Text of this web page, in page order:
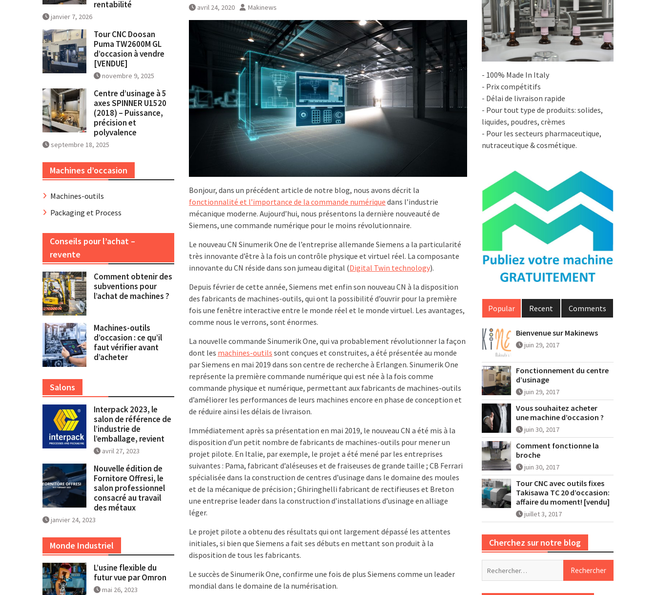
avril 24, 2020 Makinews
Bonjour, dans un précédent article de notre blog, nous avons décrit la
fonctionnalité et l’importance de la commande numérique dans l’industrie
mécanique moderne. Aujourd’hui, nous présentons la dernière nouveauté de
Siemens, une commande numérique pour le moins révolutionnaire.
Le nouveau CN Sinumerik One de l’entreprise allemande Siemens a la particularité
très innovante d’être à la fois un contrôle physique et virtuel réel. La composante
innovante du CN réside dans son jumeau digital (Digital Twin technology).
Depuis février de cette année, Siemens met enfin son nouveau CN à la disposition
des fabricants de machines-outils, qui ont la possibilité d’ouvrir pour la première
fois une fenêtre interactive entre le monde réel et le monde virtuel. Les avantages,
comme nous le verrons, sont énormes.
La nouvelle commande Sinumerik One, qui va probablement révolutionner la façon
dont les machines-outils sont conçues et construites, a été présentée au monde
par Siemens en mai 2019 dans son centre de recherche à Erlangen. Sinumerik One
représente la première commande numérique qui est née à la fois comme
commande physique et numérique, permettant aux fabricants de machines-outils
d’améliorer les performances de leurs machines encore en phase de conception et
de réduire ainsi les délais de livraison.
Immédiatement après sa présentation en mai 2019, le nouveau CN a été mis à la
disposition d’un petit nombre de fabricants de machines-outils pour mener un
projet pilote. En Italie, par exemple, le projet a été mené par les entreprises
suivantes : Pama, fabricant d’aléseuses et de fraiseuses de grande taille ; CB Ferrari
spécialisée dans la construction de centres d’usinage dans le domaine des moules
et de la mécanique de précision ; Ghiringhelli fabricant de rectifieuses et Breton
une entreprise leader dans la construction d’installations d’usinage en alliage
léger.
Le projet pilote a obtenu des résultats qui ont largement dépassé les attentes
initiales, si bien que Siemens a fait ses débuts en mettant son produit à la
disposition de tous les fabricants.
Le succès de Sinumerik One, confirme une fois de plus Siemens comme un leader
mondial dans le domaine de la numérisation.
- 100% Made In Italy
- Prix compétitifs
- Délai de livraison rapide
- Pour tout type de produits: solides,
liquides, poudres, crèmes
- Pour les secteurs pharmaceutique,
nutraceutique & cosmétique.
Popular Recent Comments
Bienvenue sur Makinews
juin 29, 2017
Fonctionnement du centre
d’usinage
juin 29, 2017
Vous souhaitez acheter
une machine d’occasion ?
juin 30, 2017
Comment fonctionne la
broche
juin 30, 2017
Tour CNC avec outils fixes
Takisawa TC 20 d’occasion:
affaire du moment! [vendu]
juillet 3, 2017
Cherchez sur notre blog
rentabilité
janvier 7, 2026
Tour CNC Doosan
Puma TW2600M GL
d’occasion à vendre
[VENDUE]
novembre 9, 2025
Centre d’usinage à 5
axes SPINNER U1520
(2018) – Puissance,
précision et
polyvalence
septembre 18, 2025
Machines d’occasion
Machines-outils
Packaging et Process
Conseils pour l’achat –
revente
Comment obtenir des
subventions pour
l’achat de machines ?
Machines-outils
d’occasion : ce qu’il
faut vérifier avant
d’acheter
Salons
Interpack 2023, le
salon de référence de
l’industrie de
l’emballage, revient
avril 27, 2023
Nouvelle édition de
Fornitore Offresi, le
salon professionnel
consacré au travail
des métaux
janvier 24, 2023
Monde Industriel
L’usine flexible du
futur vue par Omron
mai 26, 2023